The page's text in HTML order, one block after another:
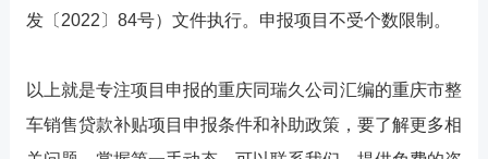
发〔2022〕84号）文件执行。申报项目不受个数限制。
以上就是专注项目申报的重庆同瑞久公司汇编的重庆市整
车销售贷款补贴项目申报条件和补助政策，要了解更多相